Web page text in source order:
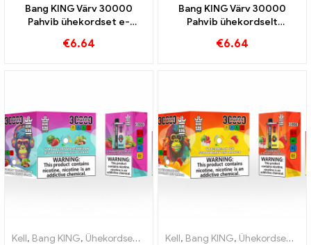
Bang KING Värv 30000
Pahvib ühekordset e-
nauding maitsetega
€6.64
Bang KING Värv 30000
Pahvib ühekordselt
Ideaalne segu magusast
€6.64
Kell, Bang KING, Ühekordsed e-sigaretid Leedu ,Ühekordsed e-
Kell, Bang KING, Ühekordsed e-sigaretid Leedu